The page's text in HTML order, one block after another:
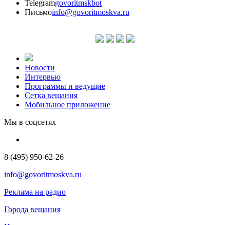
Telegramgovoritmskbot
Письмоinfo@govoritmoskva.ru
Новости
Интервью
Программы и ведущие
Сетка вещания
Мобильное приложение
Мы в соцсетях
8 (495) 950-62-26
info@govoritmoskva.ru
Реклама на радио
Города вещания